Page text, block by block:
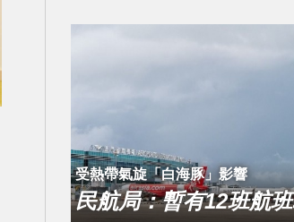
受熱帶氣旋「白海豚」影響
民航局：暫有12班航